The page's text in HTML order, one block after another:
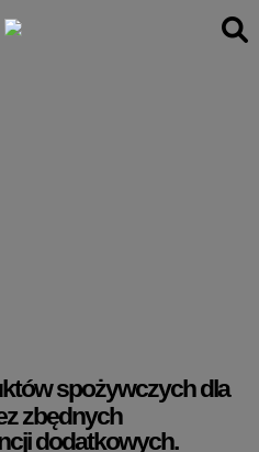
spożywczych dla
zbędnych
dodatkowych.